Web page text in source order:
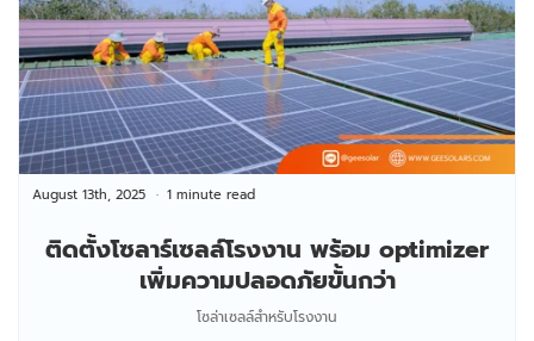
ติดตั้งโซลาร์เซลล์โรงงาน พร้อม optimizer
เพิ่มความปลอดภัยขั้นกว่า
August 13th, 2025 1 minute read
โซล่าเซลล์สำหรับโรงงาน